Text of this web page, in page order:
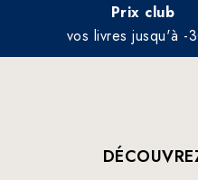
Prix club
vos livres jusqu'à -